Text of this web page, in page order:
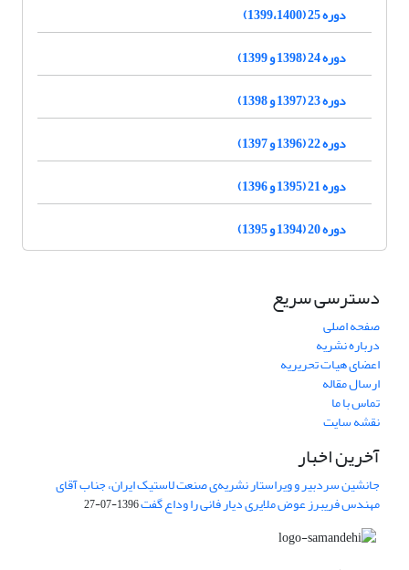
دوره 25 (1399،1400)
دوره 24 (1398 و 1399)
دوره 23 (1397 و 1398)
دوره 22 (1396 و 1397)
دوره 21 (1395 و 1396)
دوره 20 (1394 و 1395)
دسترسی سریع
صفحه اصلی
درباره نشریه
اعضای هیات تحریریه
ارسال مقاله
تماس با ما
نقشه سایت
آخرین اخبار
جانشین سردبیر و ویراستار نشریه‌ی صنعت لاستیک ایران، جناب آقای
مهندس فریبرز عوض ملایری دیار فانی را وداع گفت1396-07-27